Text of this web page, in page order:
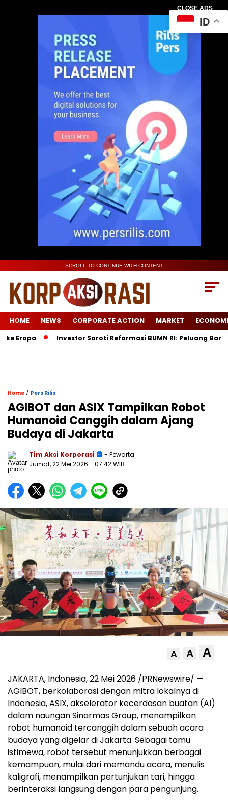
CLOSE ADS
SCROLL TO CONTINUE WITH CONTENT
HOME NEWS CORPORATE ACTION MARKET
Investor Soroti Reformasi BUMN RI: Peluang Baru
Home / Pers Rilis
AGIBOT dan ASIX Tampilkan Robot
Humanoid Canggih dalam Ajang
Budaya di Jakarta
Tim Aksi Korporasi
- Pewarta
Jumat, 22 Mei 2026 - 07:42 WIB
A A A
JAKARTA, Indonesia, 22 Mei 2026 /PRNewswire/ —
AGIBOT, berkolaborasi dengan mitra lokalnya di
Indonesia, ASIX, akselerator kecerdasan buatan (AI)
dalam naungan Sinarmas Group, menampilkan
robot humanoid tercanggih dalam sebuah acara
budaya yang digelar di Jakarta. Sebagai tamu
istimewa, robot tersebut menunjukkan berbagai
kemampuan, mulai dari memandu acara, menulis
kaligrafi, menampilkan pertunjukan tari, hingga
berinteraksi langsung dengan para pengunjung.
ID